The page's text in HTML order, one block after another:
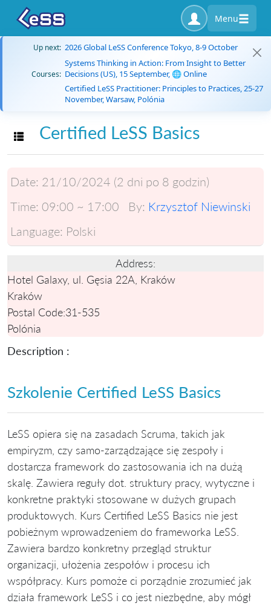
Menu
Up next: 2026 Global LeSS Conference Tokyo, 8-9 October
Courses:
Systems Thinking in Action: From Insight to Better
Decisions (US), 15 September, 🌐 Online
Certified LeSS Practitioner: Principles to Practices, 25-27
November, Warsaw, Polónia
Toggle navigation
Certified LeSS Basics
Date: 21/10/2024 (2 dni po 8 godzin)
Time: 09:00 ~ 17:00 By: Krzysztof Niewinski
Language: Polski
Address:
Hotel Galaxy, ul. Gęsia 22A, Kraków
Kraków
Postal Code:31-535
Polónia
Description :
Szkolenie Certified LeSS Basics
LeSS opiera się na zasadach Scruma, takich jak
empiryzm, czy samo-zarządzające się zespoły i
dostarcza framework do zastosowania ich na dużą
skalę. Zawiera reguły dot. struktury pracy, wytyczne i
konkretne praktyki stosowane w dużych grupach
produktowych. Kurs Certified LeSS Basics nie jest
pobieżnym wprowadzeniem do frameworka LeSS.
Zawiera bardzo konkretny przegląd struktur
organizacji, ułożenia zespołów i procesu ich
współpracy. Kurs pomoże ci porządnie zrozumieć jak
działa framework LeSS i co jest niezbędne, aby mógł